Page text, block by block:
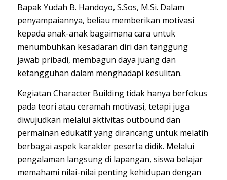
Bapak Yudah B. Handoyo, S.Sos, M.Si. Dalam
penyampaiannya, beliau memberikan motivasi
kepada anak-anak bagaimana cara untuk
menumbuhkan kesadaran diri dan tanggung
jawab pribadi, membagun daya juang dan
ketangguhan dalam menghadapi kesulitan.
Kegiatan Character Building tidak hanya berfokus
pada teori atau ceramah motivasi, tetapi juga
diwujudkan melalui aktivitas outbound dan
permainan edukatif yang dirancang untuk melatih
berbagai aspek karakter peserta didik. Melalui
pengalaman langsung di lapangan, siswa belajar
memahami nilai-nilai penting kehidupan dengan